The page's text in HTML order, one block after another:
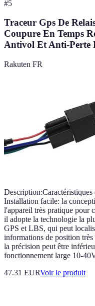
#5
Traceur Gps De
Coupure En Temps
Antivol Et Anti-Perte
Rakuten FR
Installation facile: la
l'appareil très pratique pour
il adopte la technologie la
GPS et LBS, qui peut
informations de position
la précision peut être
fonctionnement large 10-
47.31 EURVoir le produit